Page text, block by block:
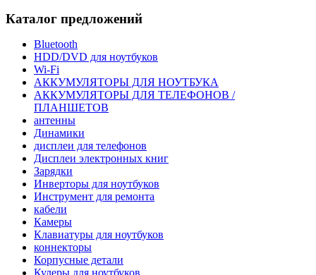
Каталог предложений
Bluetooth
HDD/DVD для ноутбуков
Wi-Fi
АККУМУЛЯТОРЫ ДЛЯ НОУТБУКА
АККУМУЛЯТОРЫ ДЛЯ ТЕЛЕФОНОВ /
ПЛАНШЕТОВ
антенны
Динамики
дисплеи для телефонов
Дисплеи электронных книг
Зарядки
Инверторы для ноутбуков
Инструмент для ремонта
кабели
Камеры
Клавиатуры для ноутбуков
коннекторы
Корпусные детали
Кулеры для ноутбуков